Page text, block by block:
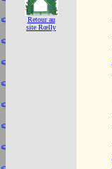
Retour au
site Rœlly